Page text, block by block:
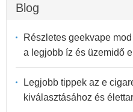
Blog
Részletes geekvape
a legjobb íz és üzemidő
Legjobb tippek az e
kiválasztásához és